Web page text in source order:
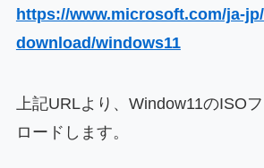
https://www.microsoft.com/ja-
download/windows11
上記URLより、Window11のISO
ロードします。